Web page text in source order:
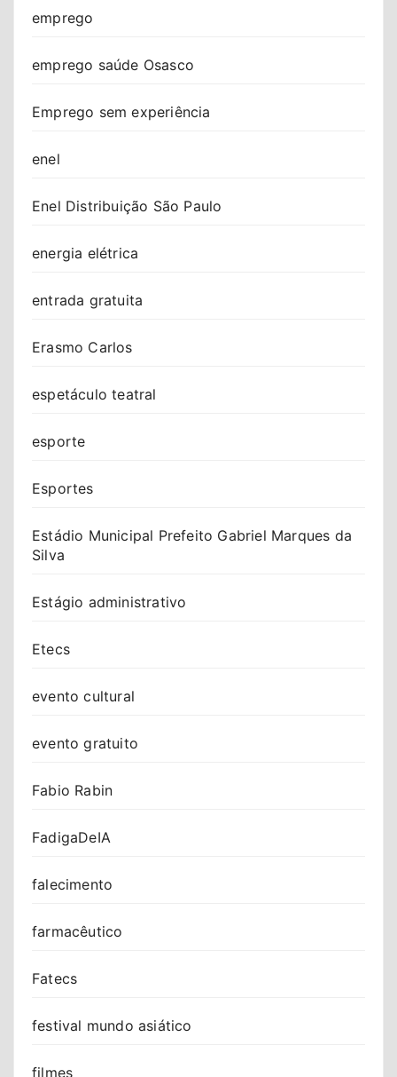
emprego
emprego saúde Osasco
Emprego sem experiência
enel
Enel Distribuição São Paulo
energia elétrica
entrada gratuita
Erasmo Carlos
espetáculo teatral
esporte
Esportes
Estádio Municipal Prefeito Gabriel Marques da
Silva
Estágio administrativo
Etecs
evento cultural
evento gratuito
Fabio Rabin
FadigaDeIA
falecimento
farmacêutico
Fatecs
festival mundo asiático
filmes